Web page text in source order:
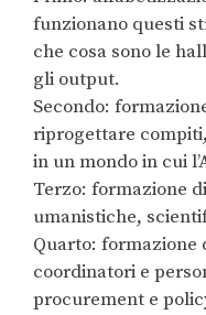
funzionano questi
che cosa sono le
gli output.
Secondo:
riprogettare
in un mondo in cui
Terzo: formazione
umanistiche,
Quarto: formazione
coordinatori e
procurement e